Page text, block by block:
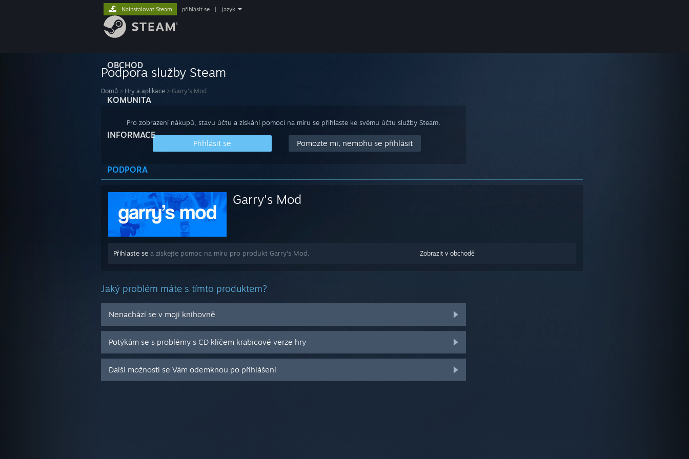
OBCHOD
KOMUNITA
INFORMACE
PODPORA
Nainstalovat Steam přihlásit se jazyk
Podpora služby Steam
Domů > Hry a aplikace > Garry's Mod
Pro zobrazení nákupů, stavu účtu a získání pomoci na míru se přihlaste ke svému účtu služby Steam.
Přihlásit se Pomozte mi, nemohu se přihlásit
Garry's Mod
Zobrazit v obchodě
Přihlaste se a získejte pomoc na míru pro produkt Garry's Mod.
Jaký problém máte s tímto produktem?
Nenachází se v mojí knihovně
Potýkám se s problémy s CD klíčem krabicové verze hry
Další možnosti se Vám odemknou po přihlášení